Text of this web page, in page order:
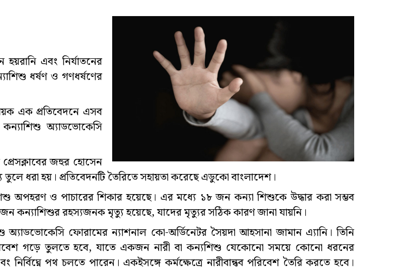
এবং নির্যাতনের
ধর্ষণ ও গণধর্ষণের
এক প্রতিবেদনে এসব
অ্যাডভোকেসি
জহুর হোসেন
ধরা হয়। প্রতিবেদনটি তৈরিতে সহায়তা করেছে এডুকো বাংলাদেশ।
অপহরণ ও পাচারের শিকার হয়েছে। এর মধ্যে ১৮ জন কন্যা শিশুকে উদ্ধার করা সম্ভব
রহস্যজনক মৃত্যু হয়েছে, যাদের মৃত্যুর সঠিক কারণ জানা যায়নি।
ফোরামের ন্যাশনাল কো-অর্ডিনেটর সৈয়দা আহসানা জামান এ্যানি। তিনি
পরিবেশ গড়ে তুলতে হবে, যাতে একজন নারী বা কন্যশিশু যেকোনো সময়ে কোনো ধরনের
পথ চলতে পারেন। একইসঙ্গে কর্মক্ষেত্রে নারীবান্ধব পরিবেশ তৈরি করতে হবে।